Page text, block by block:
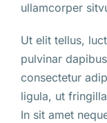
ullamcorper
Ut elit tellus,
pulvinar
consectetur
ligula, ut
In sit amet